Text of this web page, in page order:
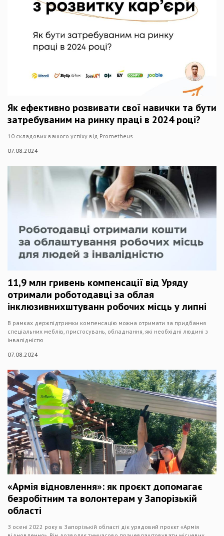
Як ефективно розвивати свої навички та бути
затребуваним на ринку праці в 2024 році?
10 складових вашого успіху від Prometheus
07.08.2024
11,9 млн гривень компенсації від Уряду
отримали роботодавці за облая
інклюзивнихштуванн робочих місць у липні
В рамках держпідтримки компенсацію можна отримати за придбання
спеціальних меблів, пристосувань, обладнання, які необхідні людині з
інвалідністю
07.08.2024
«Армія відновлення»: як проєкт допомагає
безробітним та волонтерам у Запорізькій
області
З осені 2022 року в Запорізькій області діє урядовий проєкт «Армія